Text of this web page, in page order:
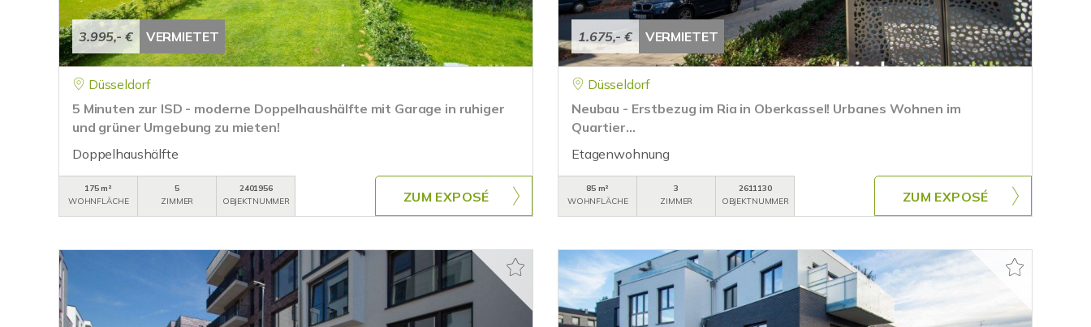
3.995,- € VERMIETET
Düsseldorf
5 Minuten zur ISD - moderne Doppelhaushälfte mit Garage in ruhiger
und grüner Umgebung zu mieten!
Doppelhaushälfte
175 m²
WOHNFLÄCHE
5
ZIMMER
2401956
OBJEKTNUMMER
ZUM EXPOSÉ
1.675,- € VERMIETET
Düsseldorf
Neubau - Erstbezug im Ria in Oberkassel! Urbanes Wohnen im
Quartier...
Etagenwohnung
85 m²
WOHNFLÄCHE
3
ZIMMER
2611130
OBJEKTNUMMER
ZUM EXPOSÉ